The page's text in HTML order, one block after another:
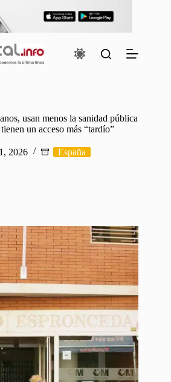
usan menos la sanidad pública
un acceso más “tardío”
2026 España